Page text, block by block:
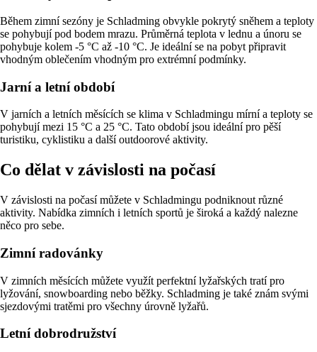
Během zimní sezóny je Schladming obvykle pokrytý sněhem a teploty
se pohybují pod bodem mrazu. Průměrná teplota v lednu a únoru se
pohybuje kolem -5 °C až -10 °C. Je ideální se na pobyt připravit
vhodným oblečením vhodným pro extrémní podmínky.
Jarní a letní období
V jarních a letních měsících se klima v Schladmingu mírní a teploty se
pohybují mezi 15 °C a 25 °C. Tato období jsou ideální pro pěší
turistiku, cyklistiku a další outdoorové aktivity.
Co dělat v závislosti na počasí
V závislosti na počasí můžete v Schladmingu podniknout různé
aktivity. Nabídka zimních i letních sportů je široká a každý nalezne
něco pro sebe.
Zimní radovánky
V zimních měsících můžete využít perfektní lyžařských tratí pro
lyžování, snowboarding nebo běžky. Schladming je také znám svými
sjezdovými tratěmi pro všechny úrovně lyžařů.
Letní dobrodružství